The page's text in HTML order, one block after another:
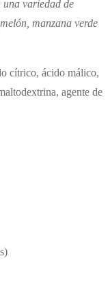
una variedad de
manzana verde
cítrico, ácido málico,
agente de